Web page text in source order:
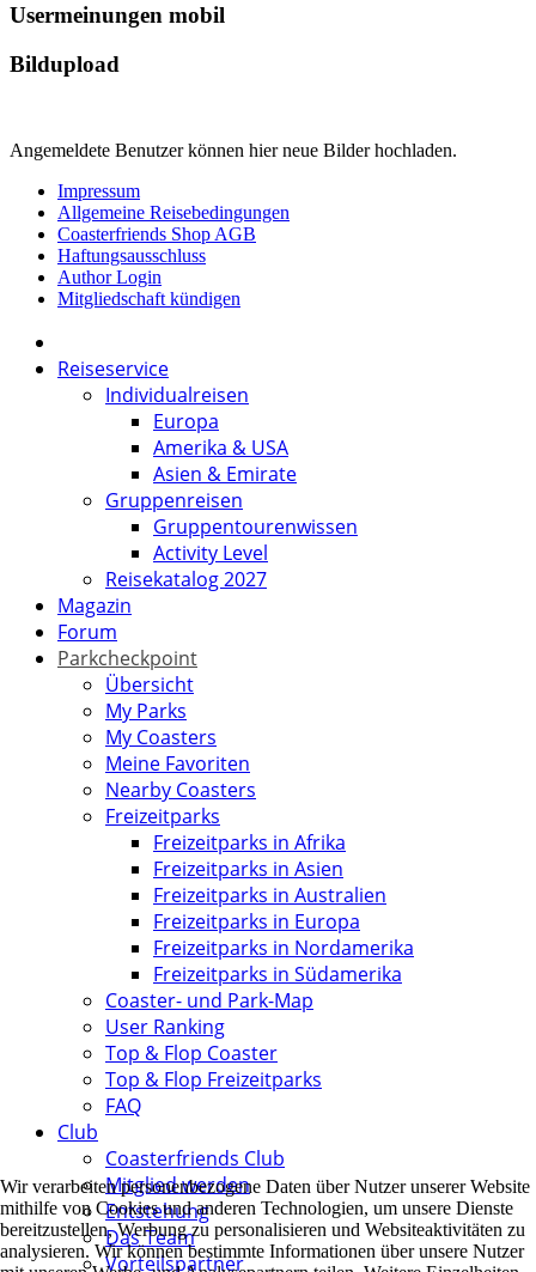
Usermeinungen mobil
Bildupload
Angemeldete Benutzer können hier neue Bilder hochladen.
Impressum
Allgemeine Reisebedingungen
Coasterfriends Shop AGB
Haftungsausschluss
Author Login
Mitgliedschaft kündigen
Reiseservice
Individualreisen
Europa
Amerika & USA
Asien & Emirate
Gruppenreisen
Gruppentourenwissen
Activity Level
Reisekatalog 2027
Magazin
Forum
Parkcheckpoint
Übersicht
My Parks
My Coasters
Meine Favoriten
Nearby Coasters
Freizeitparks
Freizeitparks in Afrika
Freizeitparks in Asien
Freizeitparks in Australien
Freizeitparks in Europa
Freizeitparks in Nordamerika
Freizeitparks in Südamerika
Coaster- und Park-Map
User Ranking
Top & Flop Coaster
Top & Flop Freizeitparks
FAQ
Club
Coasterfriends Club
Mitglied werden
Entstehung
Das Team
Vorteilspartner
Wir verarbeiten personenbezogene Daten über Nutzer unserer Website
mithilfe von Cookies und anderen Technologien, um unsere Dienste
bereitzustellen, Werbung zu personalisieren und Websiteaktivitäten zu
analysieren. Wir können bestimmte Informationen über unsere Nutzer